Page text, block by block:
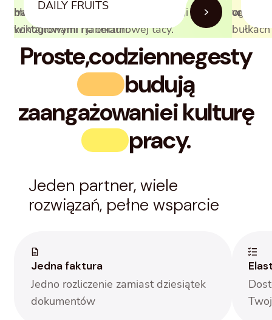
DAILY FRUITS
Proste,codziennegesty
budują
zaangażowaniei kulturę
pracy.
Jeden partner, wiele
rozwiązań, pełne wsparcie
Jedna faktura
Jedno rozliczenie zamiast dziesiątek
dokumentów